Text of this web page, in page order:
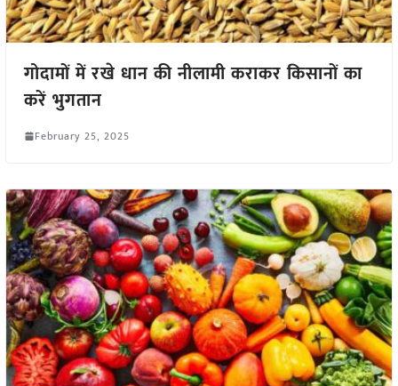
गोदामों में रखे धान की नीलामी कराकर किसानों का
करें भुगतान
February 25, 2025